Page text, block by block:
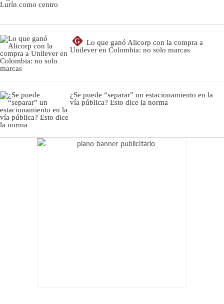
G
Lo que ganó Alicorp con la compra a
Unilever en Colombia: no solo marcas
¿Se puede “separar” un estacionamiento en la
vía pública? Esto dice la norma